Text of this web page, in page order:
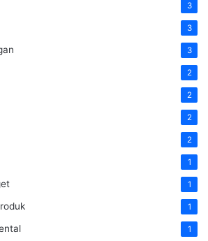
3
3
3
2
2
2
2
1
1
1
1